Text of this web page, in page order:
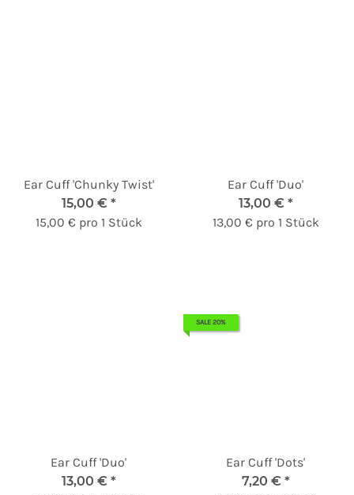
Ear Cuff 'Chunky Twist'
15,00 € *
15,00 € pro 1 Stück
Ear Cuff 'Duo'
13,00 € *
13,00 € pro 1 Stück
Ear Cuff 'Duo'
13,00 € *
SALE 20%
Ear Cuff 'Dots'
7,20 € *